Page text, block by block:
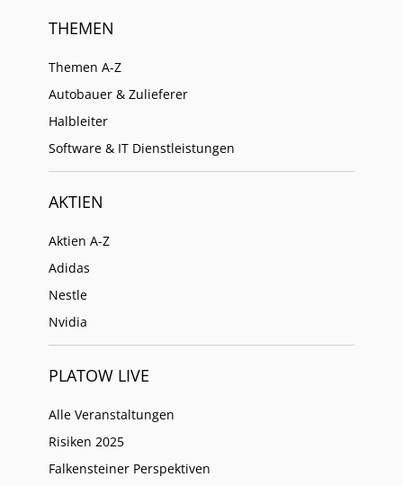
THEMEN
Themen A-Z
Autobauer & Zulieferer
Halbleiter
Software & IT Dienstleistungen
AKTIEN
Aktien A-Z
Adidas
Nestle
Nvidia
PLATOW LIVE
Alle Veranstaltungen
Risiken 2025
Falkensteiner Perspektiven